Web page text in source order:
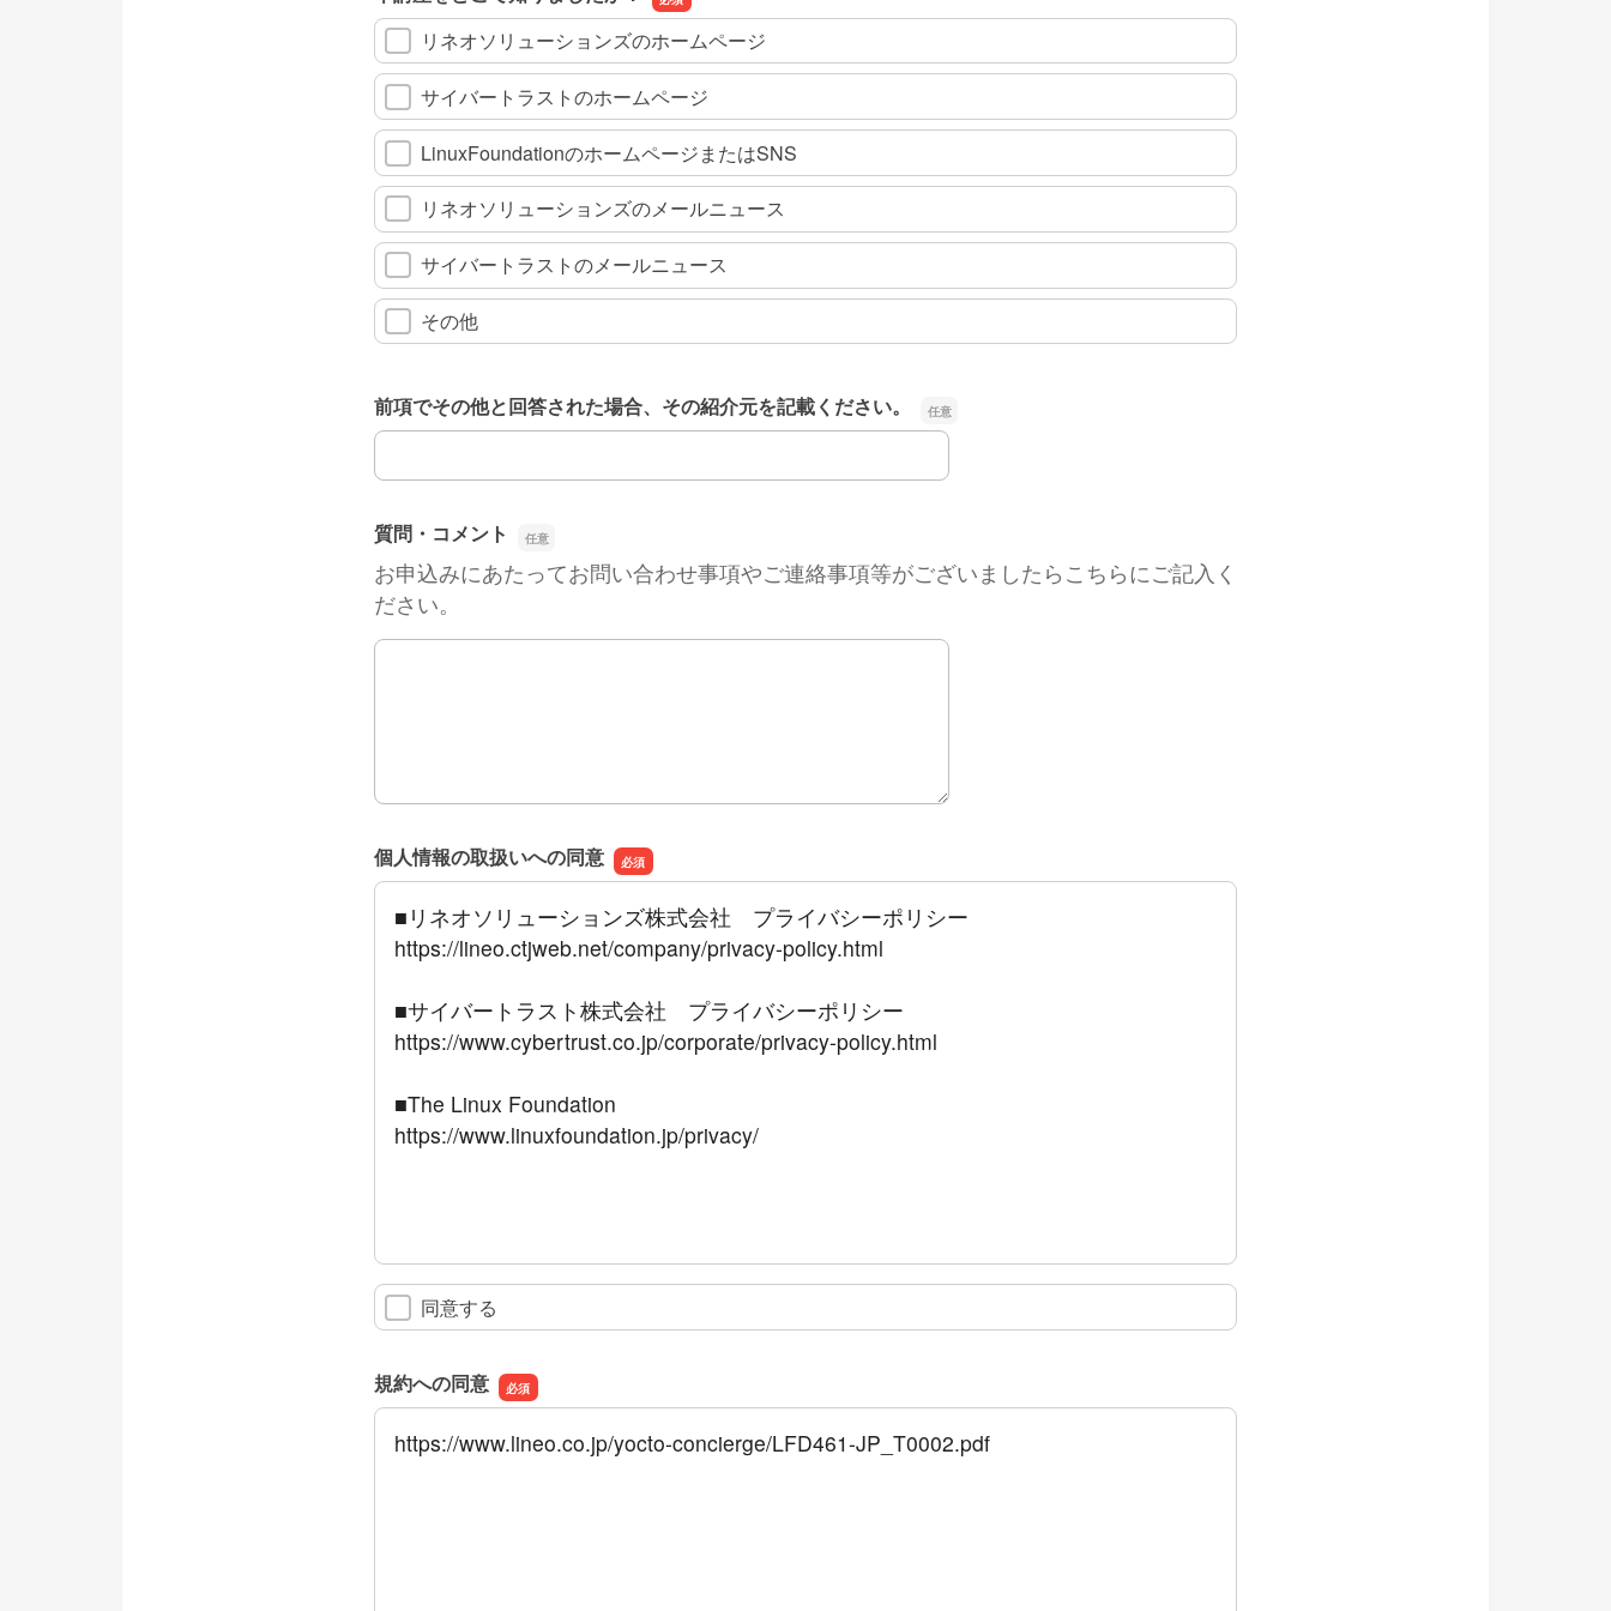
リネオソリューションズのホームページ
サイバートラストのホームページ
LinuxFoundationのホームページまたはSNS
リネオソリューションズのメールニュース
サイバートラストのメールニュース
その他
前項でその他と回答された場合、その紹介元を記載ください。
前項でその他と回答された場合、その紹介元を記載ください。
質問・コメント
お申込みにあたってお問い合わせ事項やご連絡事項等がございましたらこちらにご記入く
ださい。
質問・コメント
個人情報の取扱いへの同意
■リネオソリューションズ株式会社 プライバシーポリシー
https://lineo.ctjweb.net/company/privacy-policy.html
■サイバートラスト株式会社 プライバシーポリシー
https://www.cybertrust.co.jp/corporate/privacy-policy.html
■The Linux Foundation
https://www.linuxfoundation.jp/privacy/
同意する
規約への同意
https://www.lineo.co.jp/yocto-concierge/LFD461-JP_T0002.pdf